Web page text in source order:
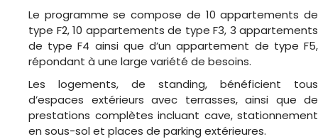
Le programme se compose de 10 appartements de
type F2, 10 appartements de type F3, 3 appartements
de type F4 ainsi que d’un appartement de type F5,
répondant à une large variété de besoins.
Les logements, de standing, bénéficient tous
d’espaces extérieurs avec terrasses, ainsi que de
prestations complètes incluant cave, stationnement
en sous-sol et places de parking extérieures.